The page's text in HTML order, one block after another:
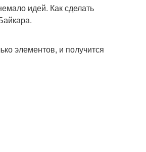
идей. Как сделать
элементов, и получится